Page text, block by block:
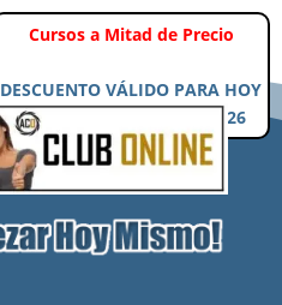
Cursos a Mitad de Precio
DESCUENTO VÁLIDO PARA HOY
Jueves, 6 de Agosto de 2026